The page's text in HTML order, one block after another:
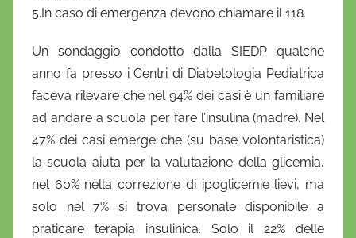
5.In caso di emergenza devono chiamare il 118.
Un sondaggio condotto dalla SIEDP qualche
anno fa presso i Centri di Diabetologia Pediatrica
faceva rilevare che nel 94% dei casi è un familiare
ad andare a scuola per fare l’insulina (madre). Nel
47% dei casi emerge che (su base volontaristica)
la scuola aiuta per la valutazione della glicemia,
nel 60% nella correzione di ipoglicemie lievi, ma
solo nel 7% si trova personale disponibile a
praticare terapia insulinica. Solo il 22% delle